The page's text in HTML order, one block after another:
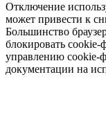
Отключение
может привести к
Большинство
блокировать
управлению cookie-
документации на